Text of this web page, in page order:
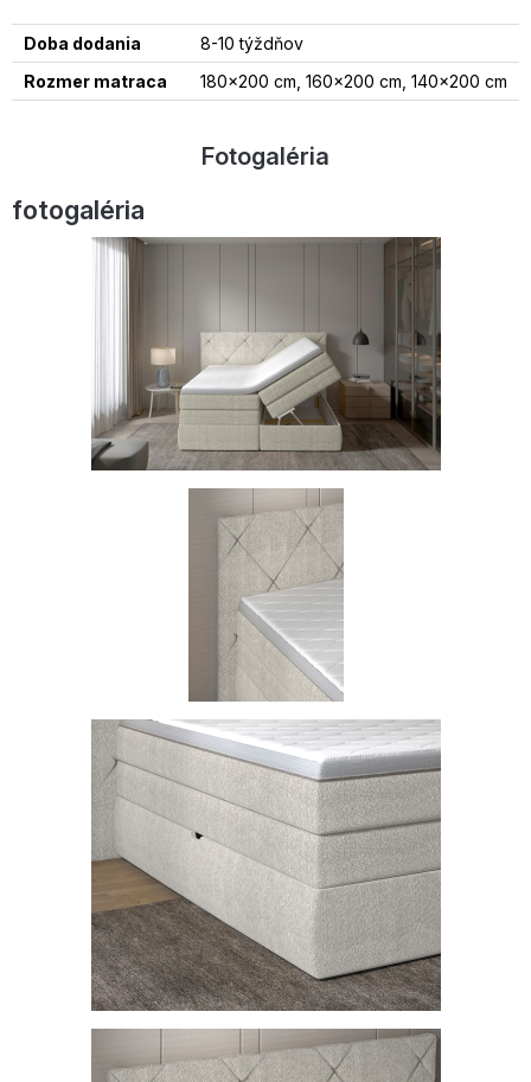
Doba dodania
8-10 týždňov
Rozmer matraca
180x200 cm, 160x200 cm, 140x200 cm
Fotogaléria
fotogaléria